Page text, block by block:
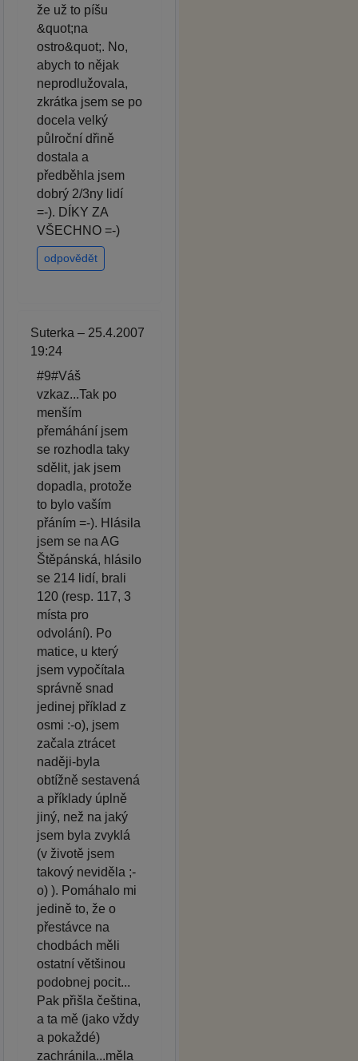
že už to píšu
&quot;na
ostro&quot;. No,
abych to nějak
neprodlužovala,
zkrátka jsem se po
docela velký
půlroční dřině
dostala a
předběhla jsem
dobrý 2/3ny lidí
=-). DÍKY ZA
VŠECHNO =-)
odpovědět
Suterka – 25.4.2007
19:24
#9#Váš
vzkaz...Tak po
menším
přemáhání jsem
se rozhodla taky
sdělit, jak jsem
dopadla, protože
to bylo vaším
přáním =-). Hlásila
jsem se na AG
Štěpánská, hlásilo
se 214 lidí, brali
120 (resp. 117, 3
místa pro
odvolání). Po
matice, u který
jsem vypočítala
správně snad
jedinej příklad z
osmi :-o), jsem
začala ztrácet
naději-byla
obtížně sestavená
a příklady úplně
jiný, než na jaký
jsem byla zvyklá
(v životě jsem
takový neviděla ;-
o) ). Pomáhalo mi
jedině to, že o
přestávce na
chodbách měli
ostatní většinou
podobnej pocit...
Pak přišla čeština,
a ta mě (jako vždy
a pokaždé)
zachránila...měla